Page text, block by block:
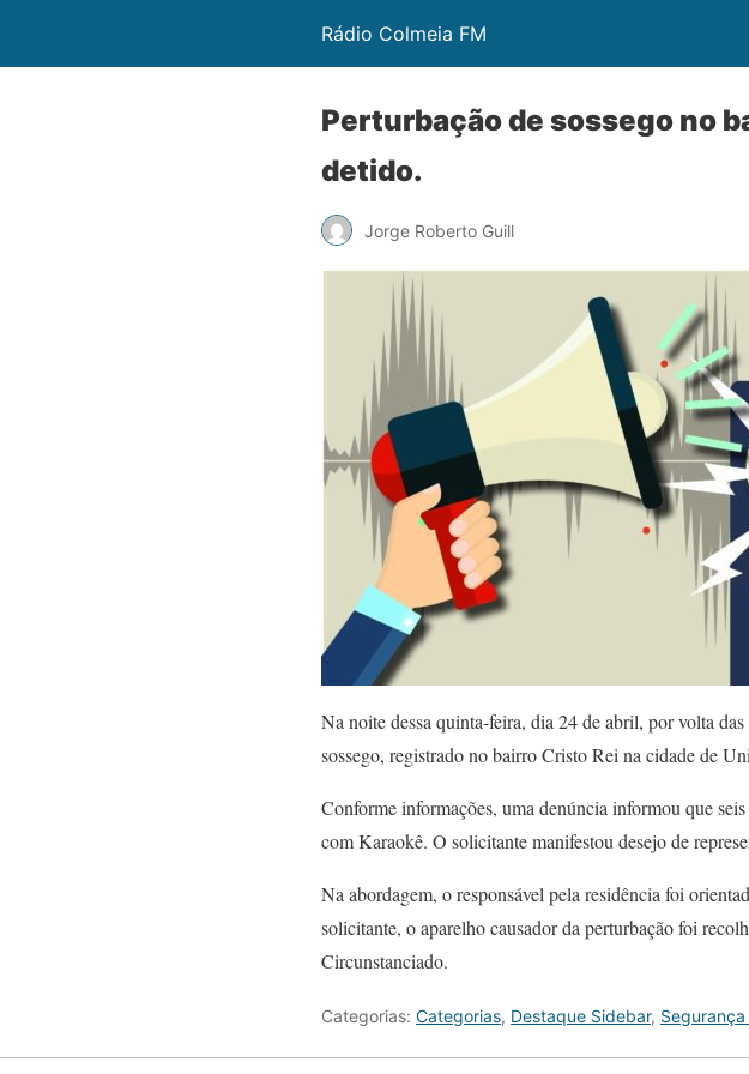
Rádio Colmeia FM
Perturbação de sossego no
detido.
Jorge Roberto Guill
Na noite dessa quinta-feira, dia 24 de abril, por volta
sossego, registrado no bairro Cristo Rei na cidade de
Conforme informações, uma denúncia informou que
com Karaokê. O solicitante manifestou desejo de
Na abordagem, o responsável pela residência foi
solicitante, o aparelho causador da perturbação foi
Circunstanciado.
Categorias: Categorias, Destaque Sidebar,